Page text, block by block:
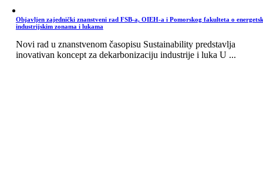
Objavljen zajednički znanstveni rad FSB-a, OIEH-a i Pomorskog fakulteta o
industrijskim zonama i lukama
Novi rad u znanstvenom časopisu Sustainability predstavlja
inovativan koncept za dekarbonizaciju industrije i luka U ...